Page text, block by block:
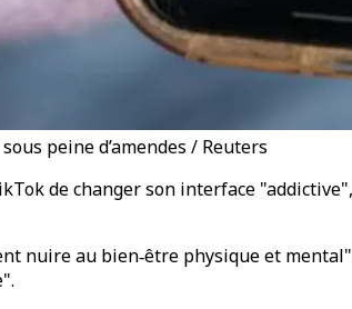
peine d’amendes / Reuters
de changer son interface
nuire au bien‑être physique et